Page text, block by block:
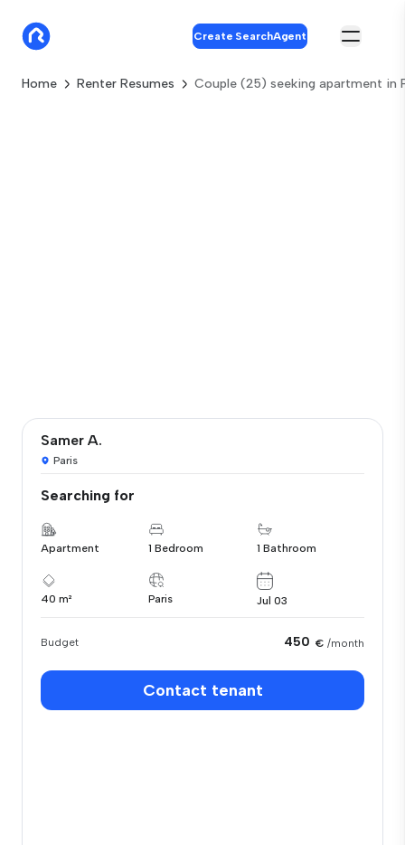
Create SearchAgent
Home Renter Resumes Couple (25) seeking apartment in
Samer A.
Paris
Searching for
Apartment 1 Bedroom 1 Bathroom
40 m² Paris Jul 03
Budget 450 € /month
Contact tenant